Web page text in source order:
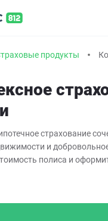
продукты
страхование
и
полиса и